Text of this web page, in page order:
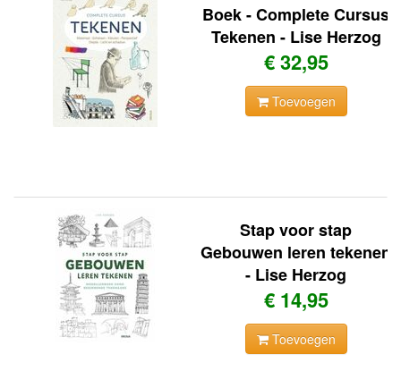
Boek - Complete Cursus
Tekenen - Lise Herzog
€ 32,95
Toevoegen
Stap voor stap
Gebouwen leren tekenen
- Lise Herzog
€ 14,95
Toevoegen